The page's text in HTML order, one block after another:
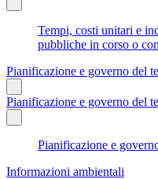
Tempi, costi unitari e
pubbliche in corso o
Pianificazione e governo del
Pianificazione e governo del
Pianificazione e
Informazioni ambientali